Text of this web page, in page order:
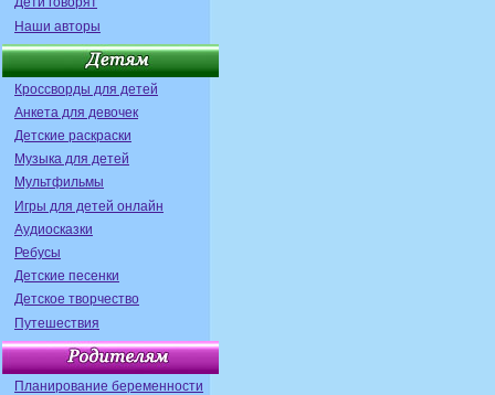
Наши авторы
Кроссворды для детей
Анкета для девочек
Детские раскраски
Музыка для детей
Мультфильмы
Игры для детей онлайн
Аудиосказки
Ребусы
Детские песенки
Детское творчество
Путешествия
Планирование беременности